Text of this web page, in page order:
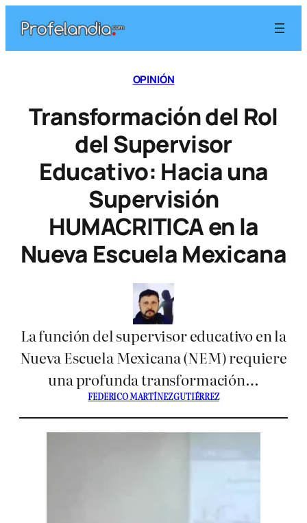
contenido
OPINIÓN
Transformación del Rol
del Supervisor
Educativo: Hacia una
Supervisión
HUMACRITICA en la
Nueva Escuela Mexicana
La función del supervisor educativo en la
Nueva Escuela Mexicana (NEM) requiere
una profunda transformación…
FEDERICO MARTÍNEZ GUTIÉRREZ